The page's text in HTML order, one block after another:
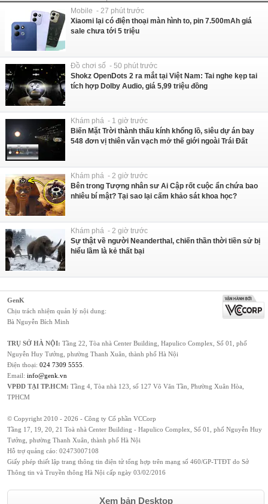
Mobile - 27 phút trước
Xiaomi lại có điện thoại màn hình to, pin 7.500mAh giá
sale chưa tới 5 triệu
Đồ chơi số - 50 phút trước
Shokz OpenDots 2 ra mắt tại Việt Nam: Tai nghe kẹp tai
tích hợp Dolby Audio, giá 5,99 triệu đồng
Khám phá - 1 giờ trước
Biến Mặt Trời thành thấu kính khổng lồ, siêu dự án bay
548 đơn vị thiên văn vạch mở thế giới ngoài Trái Đất
Khám phá - 2 giờ trước
Bên trong Tượng nhân sư Ai Cập rốt cuộc ẩn chứa bao
nhiêu bí mật? Tại sao lại cấm khảo sát khoa học?
Khám phá - 2 giờ trước
Sự thật về người Neanderthal, chiến thần thời tiền sử bị
hiểu lầm là kẻ thất bại
GenK
Chịu trách nhiệm quản lý nội dung:
Bà Nguyễn Bích Minh
TRỤ SỞ HÀ NỘI: Tầng 22, Tòa nhà Center Building, Hapulico Complex, Số 01, phố
Nguyễn Huy Tưởng, phường Thanh Xuân, thành phố Hà Nội
Điện thoại: 024 7309 5555
Email: info@genk.vn
VPĐD TẠI TP.HCM: Tầng 4, Tòa nhà 123, số 127 Võ Văn Tần, Phường Xuân Hòa,
TPHCM
© Copyright 2010 - 2026 - Công ty Cổ phần VCCorp
Tầng 17, 19, 20, 21 Toà nhà Center Building - Hapulico Complex, Số 01, phố Nguyễn Huy
Tưởng, phường Thanh Xuân, thành phố Hà Nội
Hỗ trợ quảng cáo: 02473007108
Giấy phép thiết lập trang thông tin điện tử tổng hợp trên mạng số 460/GP-TTĐT do Sở
Thông tin và Truyền thông Hà Nội cấp ngày 03/02/2016
Xem bản Desktop